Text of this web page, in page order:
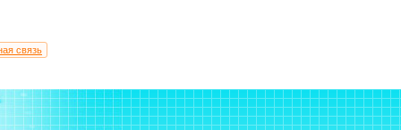
связь